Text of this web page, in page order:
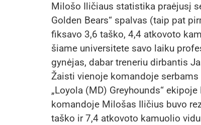
Milošo Iličiaus statistika praėjusį
Golden Bears“ spalvas (taip pat
fiksavo 3,6 taško, 4,4 atkovoto
šiame universitete savo laiku
gynėjas, dabar treneriu dirbantis
Žaisti vienoje komandoje
„Loyola (MD) Greyhounds“
komandoje Milošas Iličius buvo
taško ir 7,4 atkovoto kamuolio